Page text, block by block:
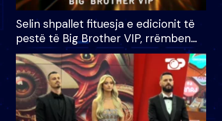
Selin shpallet fituesja e edicionit të
pestë të Big Brother VIP, rrëmben
çmimin e madh prej 100 mijë eurosh